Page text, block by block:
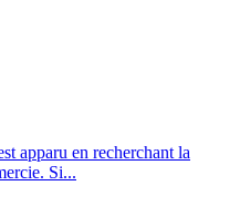
apparu en recherchant la
Si...